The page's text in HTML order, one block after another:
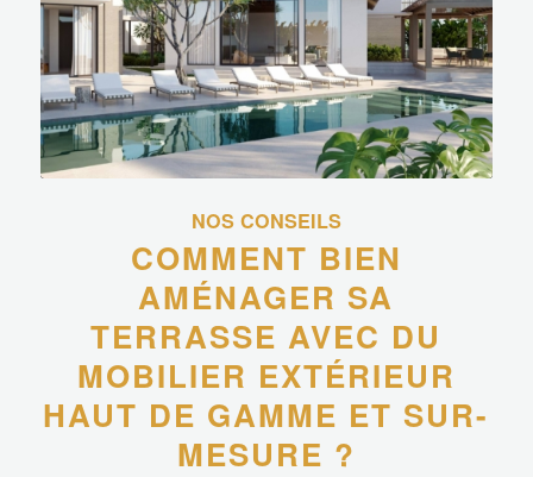
NOS CONSEILS
COMMENT BIEN
AMÉNAGER SA
TERRASSE AVEC DU
MOBILIER EXTÉRIEUR
HAUT DE GAMME ET SUR-
MESURE ?